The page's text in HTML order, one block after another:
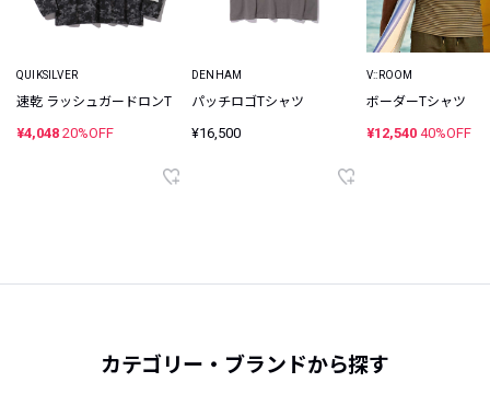
QUIKSILVER
速乾 ラッシュガードロンT
¥4,048 20%OFF
DENHAM
パッチロゴTシャツ
¥16,500
V::ROOM
ボーダーTシャツ
¥12,540 40%OFF
カテゴリー・ブランドから探す